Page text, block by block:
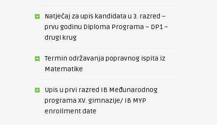
Natječaj za upis kandidata u 3. razred –
prvu godinu Diploma Programa – DP1 –
drugi krug
Termin održavanja popravnog ispita iz
Matematike
Upis u prvi razred IB Međunarodnog
programa XV. gimnazije/ IB MYP
enrollment date